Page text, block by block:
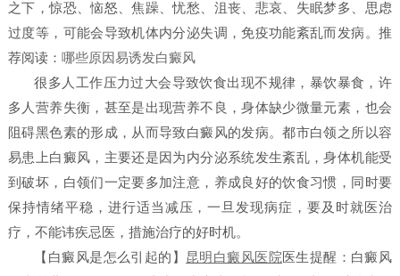
之下，惊恐、恼怒、焦躁、忧愁、沮丧、悲哀、失眠梦多、思虑
过度等，可能会导致机体内分泌失调，免疫功能紊乱而发病。 推
荐阅读：哪些原因易诱发白癜风
很多人工作压力过大会导致饮食出现不规律，暴饮暴食，许
多人营养失衡，甚至是出现营养不良，身体缺少微量元素，也会
阻碍黑色素的形成，从而导致白癜风的发病。都市白领之所以容
易患上白癜风，主要还是因为内分泌系统发生紊乱，身体机能受
到破坏，白领们一定要多加注意，养成良好的饮食习惯，同时要
保持情绪平稳，进行适当减压，一旦发现病症，要及时就医治
疗，不能讳疾忌医，措施治疗的好时机。
【白癜风是怎么引起的】 昆明白癜风医院医生提醒：白癜风